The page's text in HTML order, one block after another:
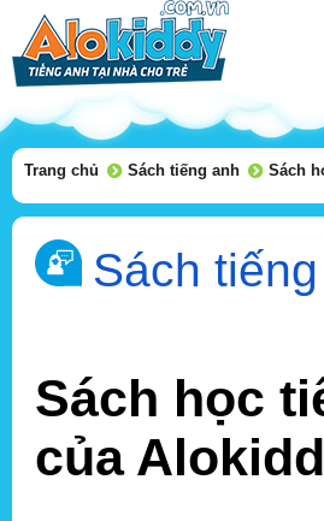
Trang chủ Sách tiếng anh Sách
Sách
Sách học
của